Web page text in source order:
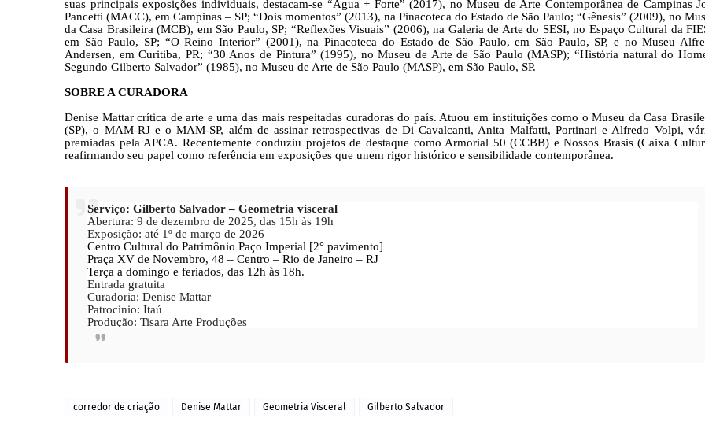
suas principais exposições individuais, destacam-se “Água + Forte” (2017), no Museu de Arte Contemporânea de Campinas
Pancetti (MACC), em Campinas – SP; “Dois momentos” (2013), na Pinacoteca do Estado de São Paulo; “Gênesis” (2009), no
da Casa Brasileira (MCB), em São Paulo, SP; “Reflexões Visuais” (2006), na Galeria de Arte do SESI, no Espaço Cultural da
em São Paulo, SP; “O Reino Interior” (2001), na Pinacoteca do Estado de São Paulo, em São Paulo, SP, e no Museu
Andersen, em Curitiba, PR; “30 Anos de Pintura” (1995), no Museu de Arte de São Paulo (MASP); “História natural do
Segundo Gilberto Salvador” (1985), no Museu de Arte de São Paulo (MASP), em São Paulo, SP.
SOBRE A CURADORA
Denise Mattar crítica de arte e uma das mais respeitadas curadoras do país. Atuou em instituições como o Museu da Casa
(SP), o MAM-RJ e o MAM-SP, além de assinar retrospectivas de Di Cavalcanti, Anita Malfatti, Portinari e Alfredo Volpi,
premiadas pela APCA. Recentemente conduziu projetos de destaque como Armorial 50 (CCBB) e Nossos Brasis (Caixa
reafirmando seu papel como referência em exposições que unem rigor histórico e sensibilidade contemporânea.
Serviço: Gilberto Salvador – Geometria visceral
Abertura: 9 de dezembro de 2025, das 15h às 19h
Exposição: até 1º de março de 2026
Centro Cultural do Patrimônio Paço Imperial [2° pavimento]
Praça XV de Novembro, 48 – Centro – Rio de Janeiro – RJ
Terça a domingo e feriados, das 12h às 18h.
Entrada gratuita
Curadoria: Denise Mattar
Patrocínio: Itaú
Produção: Tisara Arte Produções
corredor de criação Denise Mattar Geometria Visceral Gilberto Salvador